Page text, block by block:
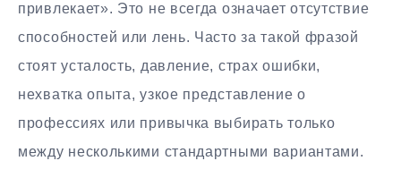
привлекает». Это не всегда означает отсутствие
способностей или лень. Часто за такой фразой
стоят усталость, давление, страх ошибки,
нехватка опыта, узкое представление о
профессиях или привычка выбирать только
между несколькими стандартными вариантами.